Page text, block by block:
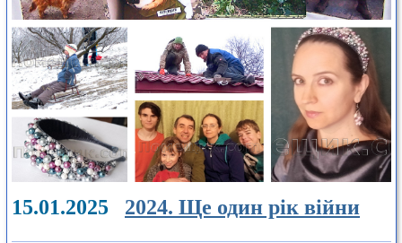
15.01.2025 2024. Ще один рік війни